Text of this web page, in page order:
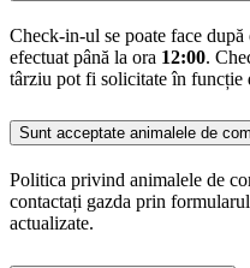
Check-in-ul se poate face după
efectuat până la ora 12:00.
târziu pot fi solicitate în funcție
Sunt acceptate animalele de
Politica privind animalele de
contactați gazda prin
actualizate.